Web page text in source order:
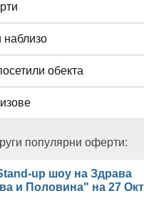
наблизо
обекта
популярни оферти:
up шоу на Здрава
и Половина" на 27